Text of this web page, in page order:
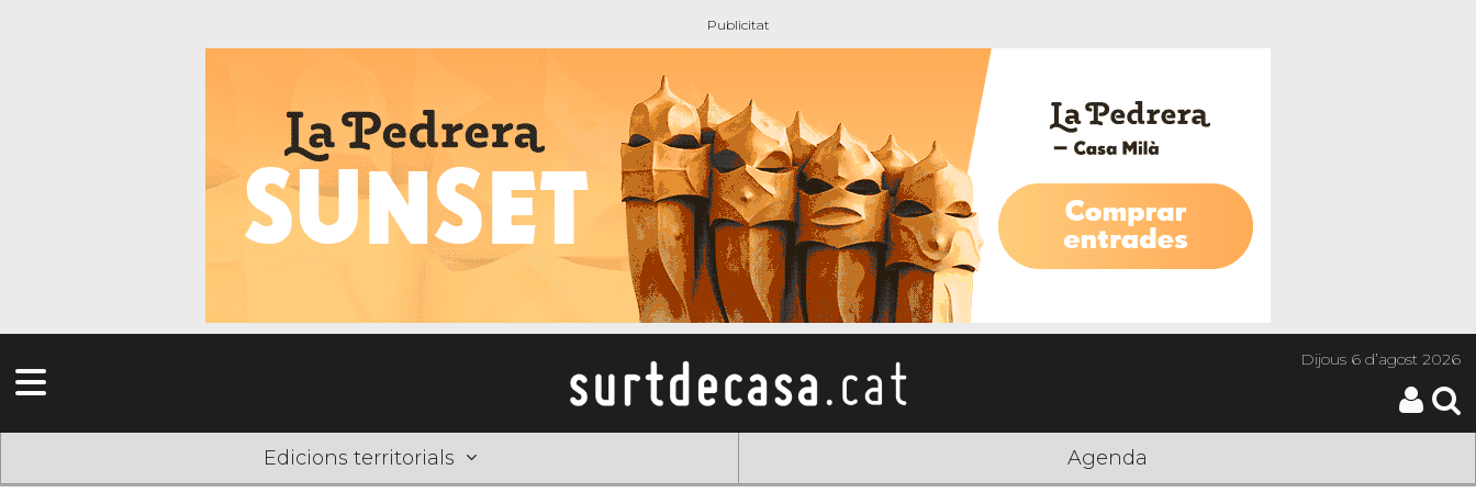
Dijous6 d’agost 2026
Edicions territorials Agenda